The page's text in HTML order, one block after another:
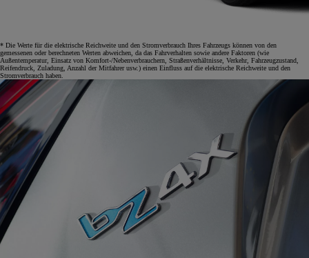
* Die Werte für die elektrische Reichweite und den Stromverbrauch Ihres Fahrzeugs können von den
gemessenen oder berechneten Werten abweichen, da das Fahrverhalten sowie andere Faktoren (wie
Außentemperatur, Einsatz von Komfort-/Nebenverbrauchern, Straßenverhältnisse, Verkehr, Fahrzeugzustand,
Reifendruck, Zuladung, Anzahl der Mitfahrer usw.) einen Einfluss auf die elektrische Reichweite und den
Stromverbrauch haben.